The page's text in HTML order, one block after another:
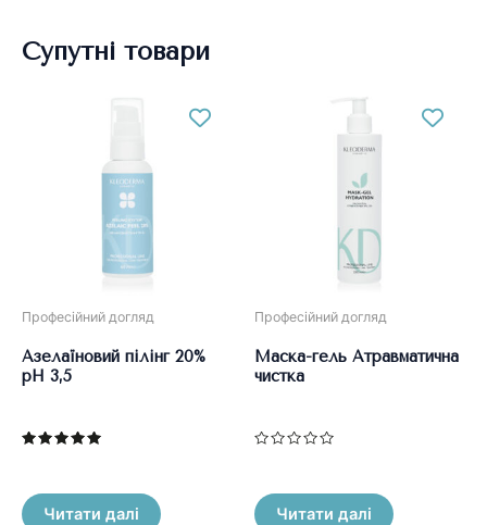
Супутні товари
Професійний догляд
Азелаїновий пілінг 20%
рН 3,5
Читати далі
Професійний догляд
Маска-гель Атравматична
чистка
з
5
Читати далі